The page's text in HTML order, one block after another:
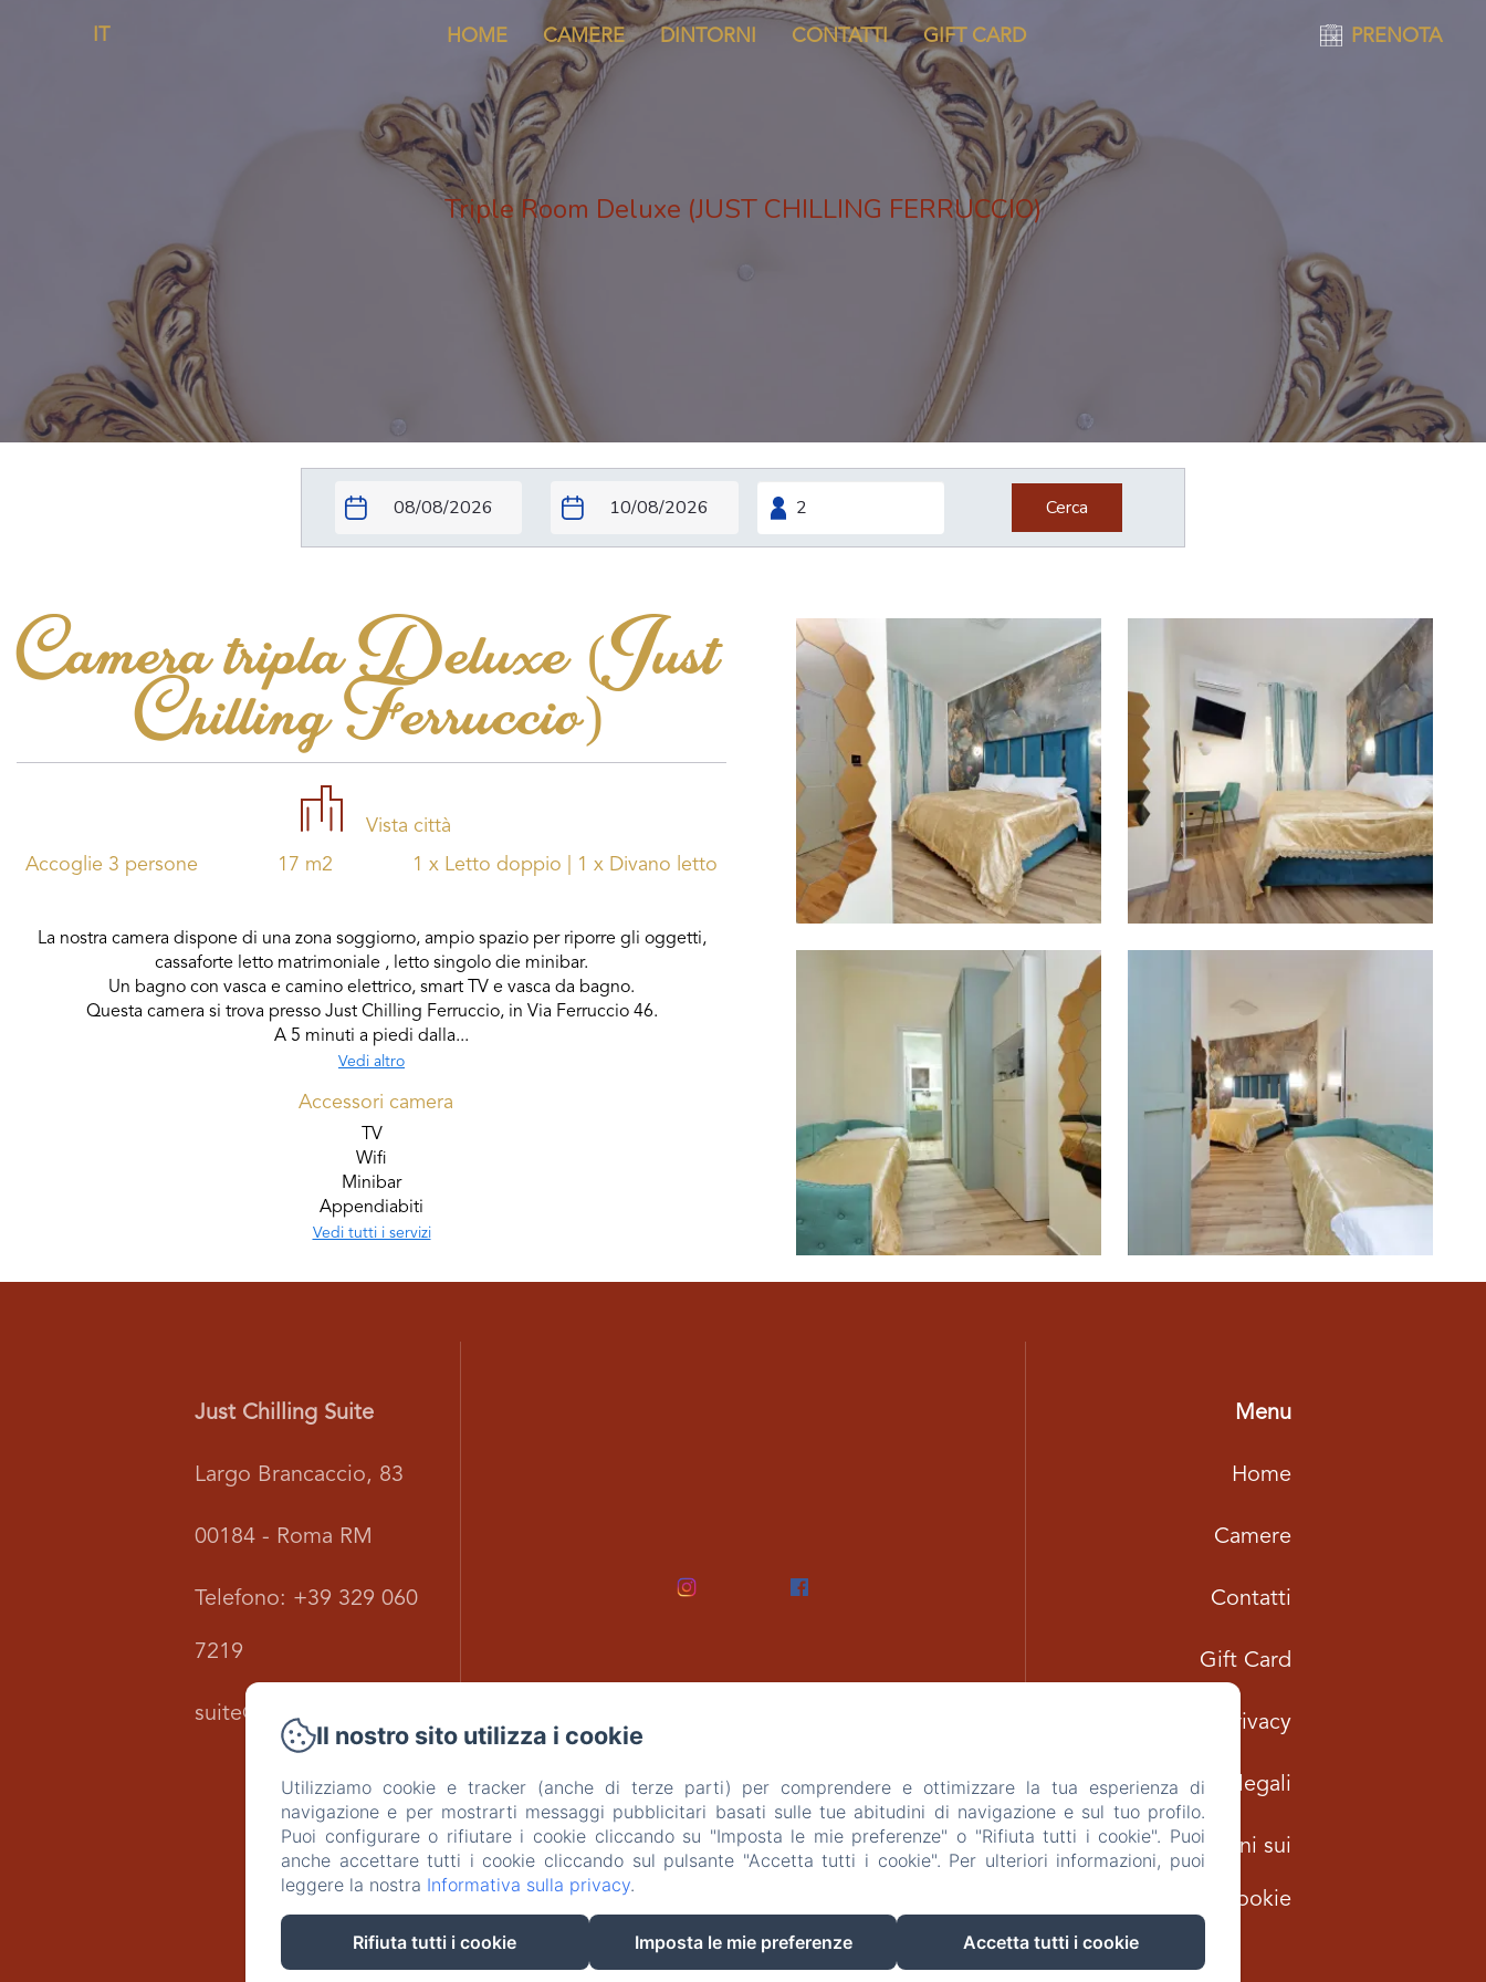
HOME CAMERE DINTORNI CONTATTI GIFT CARD PRENOTA
Triple Room Deluxe (JUST CHILLING FERRUCCIO)
Cerca
Camera tripla Deluxe (Just
Chilling Ferruccio)
Vista città
Accoglie 3 persone
17 m2 1 x Letto doppio 1 x Divano letto
La nostra camera dispone di una zona soggiorno, ampio spazio per riporre gli oggetti,
cassaforte letto matrimoniale , letto singolo die minibar.
Un bagno con vasca e camino elettrico, smart TV e vasca da bagno.
Questa camera si trova presso Just Chilling Ferruccio, in Via Ferruccio 46.
A 5 minuti a piedi dalla...
Vedi altro
Accessori camera
TV
Wifi
Minibar
Appendiabiti
Vedi tutti i servizi
Just Chilling Suite
Largo Brancaccio, 83
00184 - Roma RM
Telefono: +39 329 060
7219
suite@justchilling.info
Funziona con Amenitiz
Menu
Home
Camere
Contatti
Gift Card
Informativa Privacy
Note legali
Informazioni sui
cookie
Il nostro sito utilizza i cookie
Utilizziamo cookie e tracker (anche di terze parti) per comprendere e ottimizzare la tua esperienza di
navigazione e per mostrarti messaggi pubblicitari basati sulle tue abitudini di navigazione e sul tuo profilo.
Puoi configurare o rifiutare i cookie cliccando su "Imposta le mie preferenze" o "Rifiuta tutti i cookie". Puoi
anche accettare tutti i cookie cliccando sul pulsante "Accetta tutti i cookie". Per ulteriori informazioni, puoi
leggere la nostra Informativa sulla privacy.
Rifiuta tutti i cookie Imposta le mie preferenze Accetta tutti i cookie